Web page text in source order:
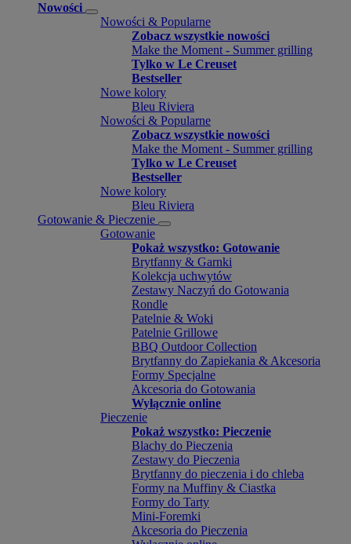
Nowości
Nowości & Popularne
Zobacz wszystkie nowości
Make the Moment - Summer grilling
Tylko w Le Creuset
Bestseller
Nowe kolory
Bleu Riviera
Nowości & Popularne
Zobacz wszystkie nowości
Make the Moment - Summer grilling
Tylko w Le Creuset
Bestseller
Nowe kolory
Bleu Riviera
Gotowanie & Pieczenie
Gotowanie
Pokaż wszystko: Gotowanie
Brytfanny & Garnki
Kolekcja uchwytów
Zestawy Naczyń do Gotowania
Rondle
Patelnie & Woki
Patelnie Grillowe
BBQ Outdoor Collection
Brytfanny do Zapiekania & Akcesoria
Formy Specjalne
Akcesoria do Gotowania
Wyłącznie online
Pieczenie
Pokaż wszystko: Pieczenie
Blachy do Pieczenia
Zestawy do Pieczenia
Brytfanny do pieczenia i do chleba
Formy na Muffiny & Ciastka
Formy do Tarty
Mini-Foremki
Akcesoria do Pieczenia